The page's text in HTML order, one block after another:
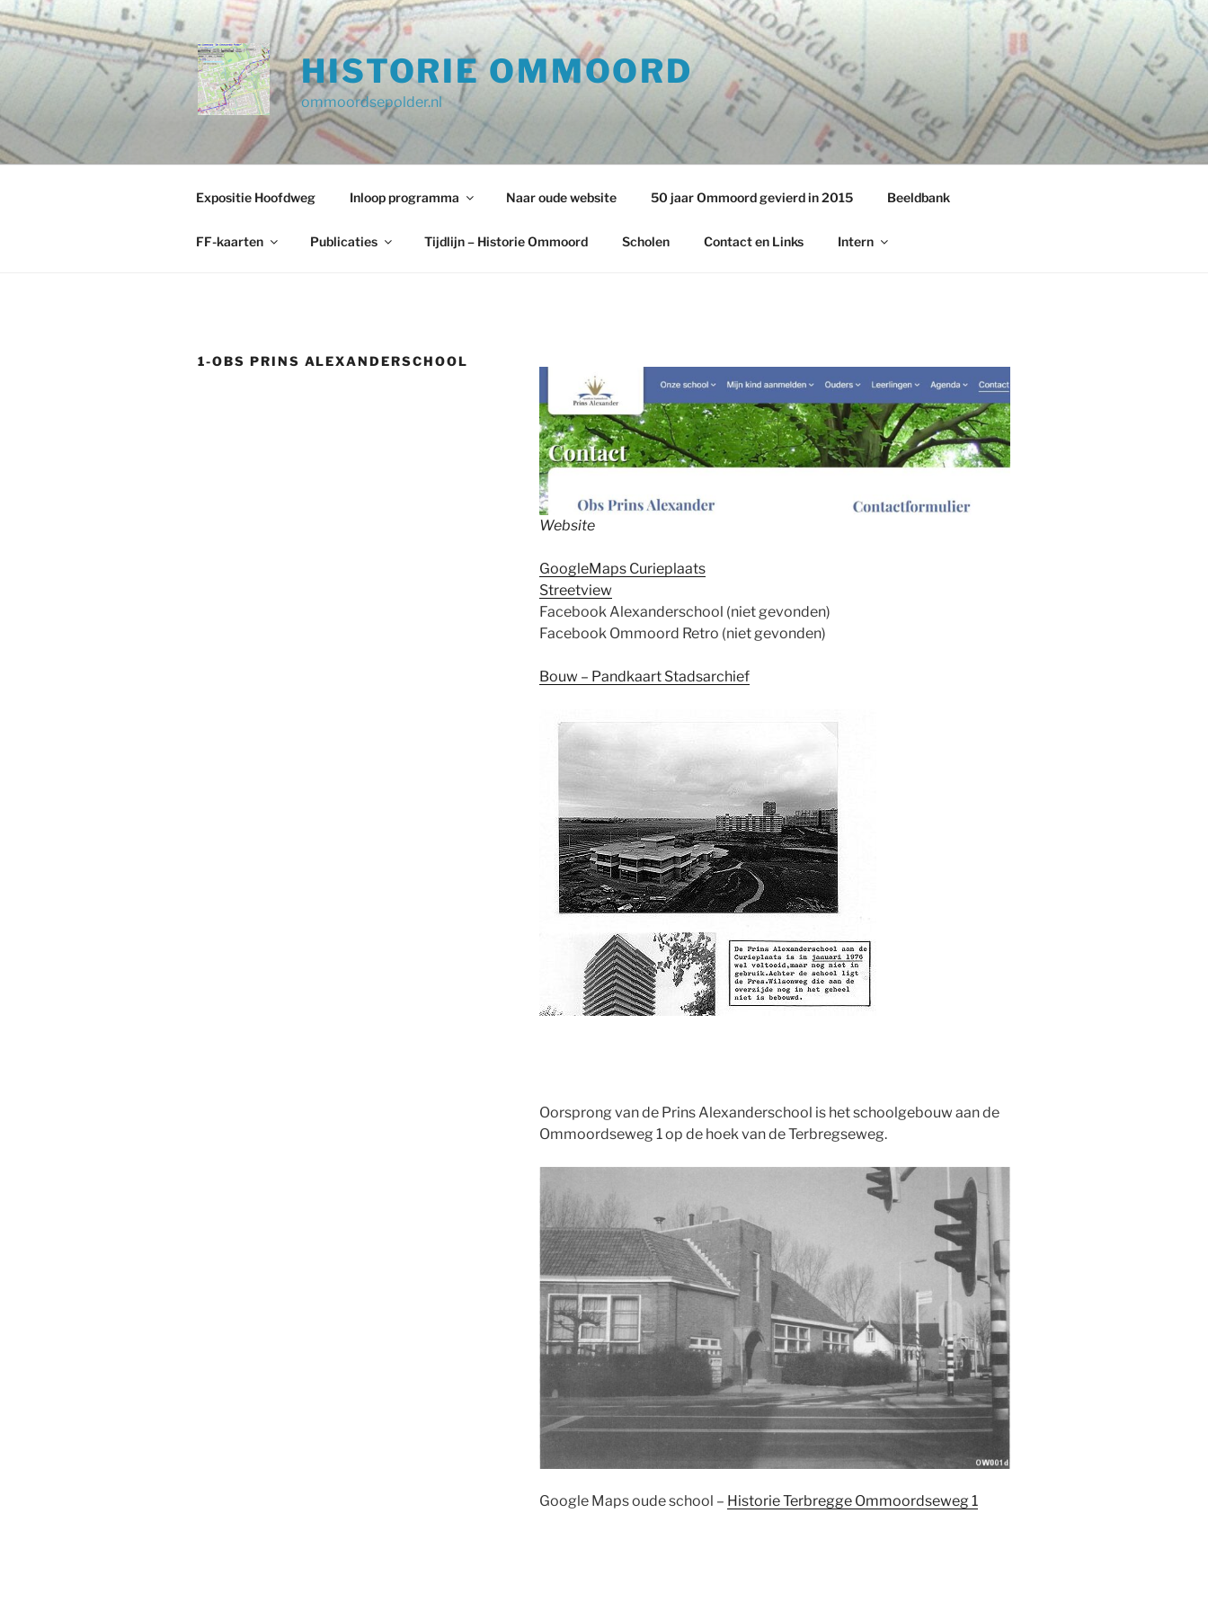
Ga
naar
de
HISTORIE OMMOORD
ommoordsepolder.nl
Expositie Hoofdweg Inloop programma Naar oude website 50 jaar Ommoord gevierd in 2015 Beeldbank
FF-kaarten Publicaties Tijdlijn – Historie Ommoord Scholen Contact en Links Intern
1-OBS PRINS ALEXANDERSCHOOL
Website
GoogleMaps Curieplaats
Streetview
Facebook Alexanderschool (niet gevonden)
Facebook Ommoord Retro (niet gevonden)
Bouw – Pandkaart Stadsarchief
Oorsprong van de Prins Alexanderschool is het schoolgebouw aan de
Ommoordseweg 1 op de hoek van de Terbregseweg.
Google Maps oude school – Historie Terbregge Ommoordseweg 1